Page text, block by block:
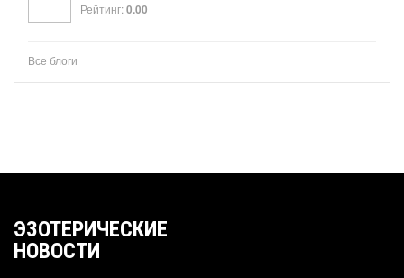
Рейтинг:0.00
Все блоги
ЭЗОТЕРИЧЕСКИЕ
НОВОСТИ